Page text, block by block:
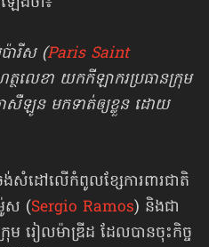
ារីស (Paris Saint
ត្ថលេខា យក​កីឡាករ​ប្រធានក្រុម
ាសឺឡូន មកទាត់ឲ្យខ្លួន ដោយ
សំដៅលើ​កំពូលខ្សែការពារជាតិ
ស (Sergio Ramos) និងជា
ម រៀលម៉ាឌ្រីដ ដែលបានចុះកិច្ច